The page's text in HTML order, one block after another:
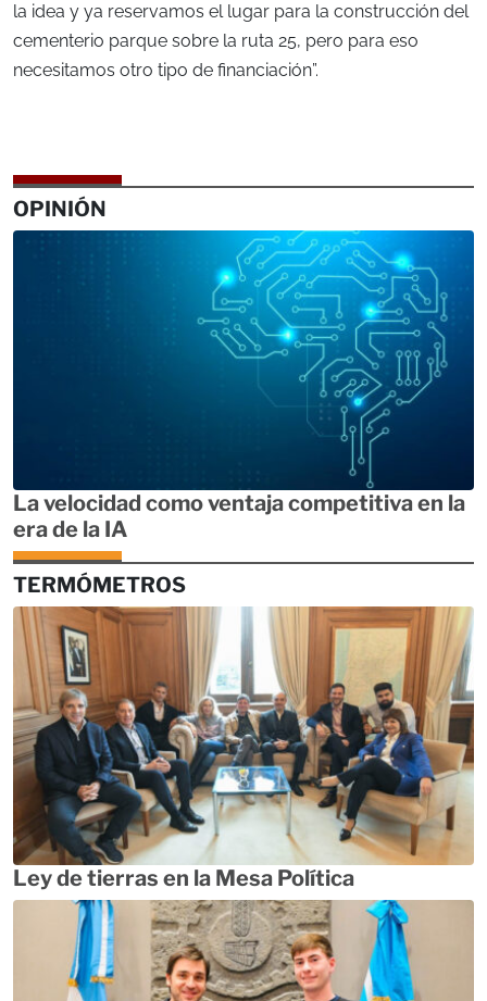
la idea y ya reservamos el lugar para la construcción del
cementerio parque sobre la ruta 25, pero para eso
necesitamos otro tipo de financiación”.
OPINIÓN
La velocidad como ventaja competitiva en la
era de la IA
TERMÓMETROS
Ley de tierras en la Mesa Política